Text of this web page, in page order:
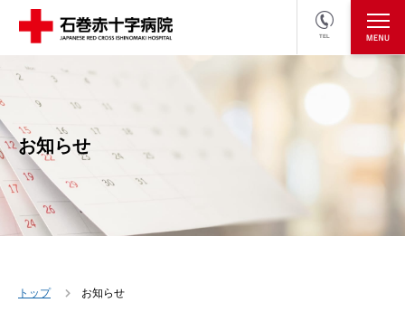
TEL
医療関係者の方
お知らせ
トップ お知らせ